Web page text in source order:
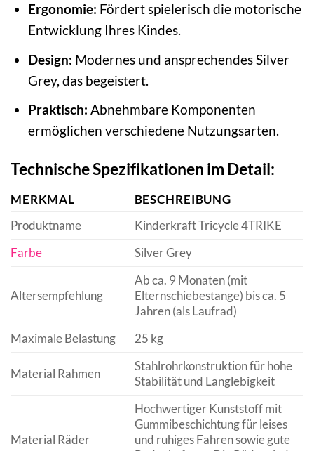
Ergonomie: Fördert spielerisch die motorische
Entwicklung Ihres Kindes.
Design: Modernes und ansprechendes Silver
Grey, das begeistert.
Praktisch: Abnehmbare Komponenten
ermöglichen verschiedene Nutzungsarten.
Technische Spezifikationen im Detail:
MERKMAL
BESCHREIBUNG
Produktname
Kinderkraft Tricycle 4TRIKE
Farbe
Silver Grey
Altersempfehlung
Ab ca. 9 Monaten (mit
Elternschiebestange) bis ca. 5
Jahren (als Laufrad)
Maximale Belastung
25 kg
Material Rahmen
Stahlrohrkonstruktion für hohe
Stabilität und Langlebigkeit
Material Räder
Hochwertiger Kunststoff mit
Gummibeschichtung für leises
und ruhiges Fahren sowie gute